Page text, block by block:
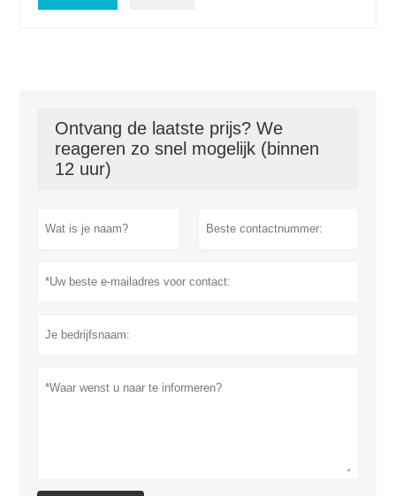
Ontvang de laatste prijs? We
reageren zo snel mogelijk (binnen
12 uur)